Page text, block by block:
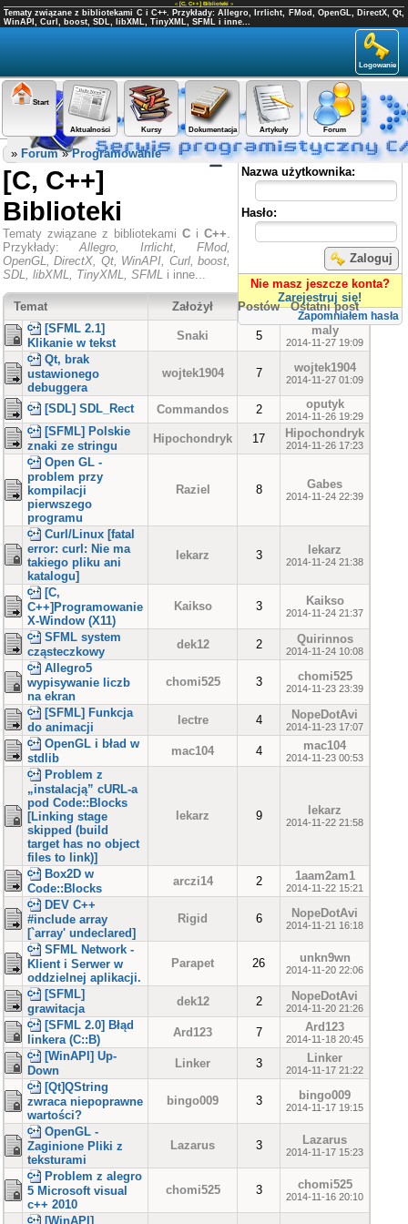
« [C, C++] Biblioteki »
Tematy związane z bibliotekami C i C++. Przykłady: Allegro, Irrlicht, FMod, OpenGL, DirectX, Qt,
WinAPI, Curl, boost, SDL, libXML, TinyXML, SFML i inne...
Logowanie
Start
Aktualności Kursy Dokumentacja Artykuły Forum
Panel użytkownika
Nazwa użytkownika:
Hasło:
Zaloguj
Nie masz jeszcze konta?
Zarejestruj się!
Zapomniałem hasła
» Forum»Programowanie
[C, C++]
Biblioteki
Tematy związane z bibliotekami C i C++.
Przykłady:Allegro, Irrlicht, FMod,
OpenGL, DirectX, Qt, WinAPI, Curl, boost,
SDL, libXML, TinyXML, SFML i inne...
Temat Założył Postów
Ostatni post
[SFML 2.1]
Klikanie w tekst
Snaki 5 maly
2014-11-27 19:09
Qt, brak
ustawionego
debuggera
wojtek1904 7 wojtek1904
2014-11-27 01:09
[SDL] SDL_Rect Commandos 2 oputyk
2014-11-26 19:29
[SFML] Polskie
znaki ze stringu
Hipochondryk 17 Hipochondryk
2014-11-26 17:23
Open GL -
problem przy
kompilacji
pierwszego
programu
Raziel 8 Gabes
2014-11-24 22:39
Curl/Linux [fatal
error: curl: Nie ma
takiego pliku ani
katalogu]
lekarz 3 lekarz
2014-11-24 21:38
[C,
C++]Programowanie
X-Window (X11)
Kaikso 3 Kaikso
2014-11-24 21:37
SFML system
cząsteczkowy
dek12 2 Quirinnos
2014-11-24 10:08
Allegro5
wypisywanie liczb
na ekran
chomi525 3 chomi525
2014-11-23 23:39
[SFML] Funkcja
do animacji
lectre 4 NopeDotAvi
2014-11-23 17:07
OpenGL i bład w
stdlib
mac104 4 mac104
2014-11-23 00:53
Problem z
„instalacją” cURL-a
pod Code::Blocks
[Linking stage
skipped (build
target has no object
files to link)]
lekarz 9 lekarz
2014-11-22 21:58
Box2D w
Code::Blocks
arczi14 2 1aam2am1
2014-11-22 15:21
DEV C++
#include array
[`array' undeclared]
Rigid 6 NopeDotAvi
2014-11-21 16:18
SFML Network -
Klient i Serwer w
oddzielnej aplikacji.
Parapet 26 unkn9wn
2014-11-20 22:06
[SFML]
grawitacja
dek12 2 NopeDotAvi
2014-11-20 21:26
[SFML 2.0] Błąd
linkera (C::B)
Ard123 7 Ard123
2014-11-18 20:45
[WinAPI] Up-
Down
Linker 3 Linker
2014-11-17 21:22
[Qt]QString
zwraca niepoprawne
wartości?
bingo009 3 bingo009
2014-11-17 19:15
OpenGL -
Zaginione Pliki z
teksturami
Lazarus 3 Lazarus
2014-11-17 15:23
Problem z alegro
5 Microsoft visual
c++ 2010
chomi525 3 chomi525
2014-11-16 20:10
[WinAPI]